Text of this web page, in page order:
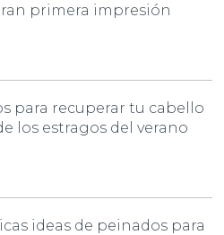
primera impresión
para recuperar tu cabello
los estragos del verano
ideas de peinados para